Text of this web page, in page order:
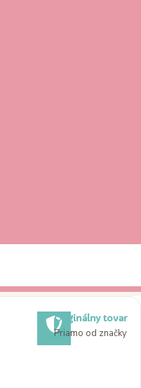
Originálny tovar
Priamo od značky